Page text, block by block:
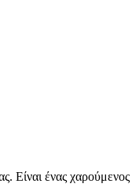
Είναι ένας